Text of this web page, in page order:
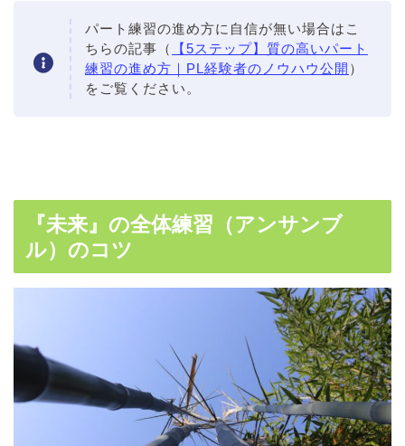
パート練習の進め方に自信が無い場合はこ
ちらの記事（
【5ステップ】質の高いパート
練習の進め方｜PL経験者のノウハウ公開 ）
をご覧ください。
『未来』の全体練習（アンサンブ
ル）のコツ